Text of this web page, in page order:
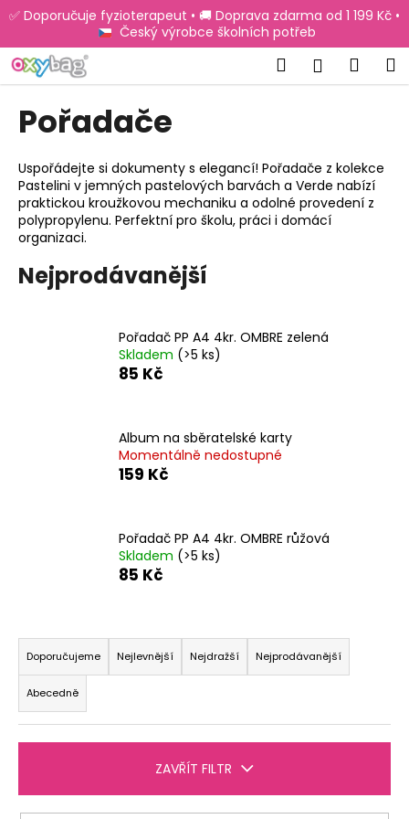
Přejít
na✅ Doporučuje fyzioterapeut • 🚚 Doprava zdarma od 1 199 Kč •
Český výrobce školních potřeb
Hledat
Pořadače
Uspořádejte si dokumenty s elegancí! Pořadače z kolekce
Pastelini v jemných pastelových barvách a Verde nabízí
praktickou kroužkovou mechaniku a odolné provedení z
polypropylenu. Perfektní pro školu, práci i domácí
organizaci.
Nejprodávanější
Pořadač PP A4 4kr. OMBRE zelená
Skladem (>5 ks)
85 Kč
Album na sběratelské karty
Momentálně nedostupné
159 Kč
Pořadač PP A4 4kr. OMBRE růžová
Skladem (>5 ks)
85 Kč
Ř
a
z
e
n
r
Doporučujeme Nejlevnější Nejdražší Nejprodávanější
Abecedně
ZAVŘÍT FILTR
K
š
í
Zpět
Zpět
o
o
t
ř
e
b
u
D
o
p
u